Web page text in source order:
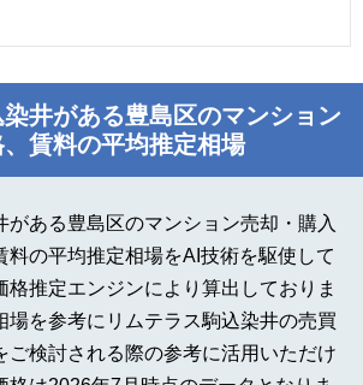
井がある豊島区のマンション
賃料の平均推定相場
がある豊島区のマンション売却・購入
料の平均推定相場をAI技術を駆使して
格推定エンジンにより算出しておりま
場を参考にリムテラス駒込染井の売買
ご検討される際の参考に活用いただけ